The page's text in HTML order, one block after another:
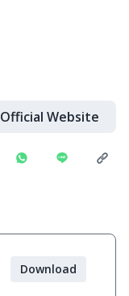
Official Website
Download